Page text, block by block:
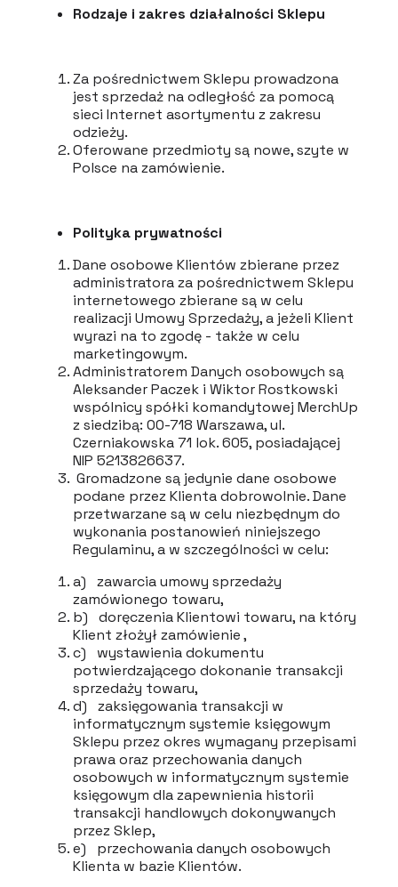
Rodzaje i zakres działalności Sklepu
Za pośrednictwem Sklepu prowadzona
jest sprzedaż na odległość za pomocą
sieci Internet asortymentu z zakresu
odzieży.
Oferowane przedmioty są nowe, szyte w
Polsce na zamówienie.
Polityka prywatności
Dane osobowe Klientów zbierane przez
administratora za pośrednictwem Sklepu
internetowego zbierane są w celu
realizacji Umowy Sprzedaży, a jeżeli Klient
wyrazi na to zgodę - także w celu
marketingowym.
Administratorem Danych osobowych są
Aleksander Paczek i Wiktor Rostkowski
wspólnicy spółki komandytowej MerchUp
z siedzibą: 00-718 Warszawa, ul.
Czerniakowska 71 lok. 605, posiadającej
NIP 5213826637.
Gromadzone są jedynie dane osobowe
podane przez Klienta dobrowolnie. Dane
przetwarzane są w celu niezbędnym do
wykonania postanowień niniejszego
Regulaminu, a w szczególności w celu:
a) zawarcia umowy sprzedaży
zamówionego towaru,
b) doręczenia Klientowi towaru, na który
Klient złożył zamówienie ,
c) wystawienia dokumentu
potwierdzającego dokonanie transakcji
sprzedaży towaru,
d) zaksięgowania transakcji w
informatycznym systemie księgowym
Sklepu przez okres wymagany przepisami
prawa oraz przechowania danych
osobowych w informatycznym systemie
księgowym dla zapewnienia historii
transakcji handlowych dokonywanych
przez Sklep,
e) przechowania danych osobowych
Klienta w bazie Klientów.